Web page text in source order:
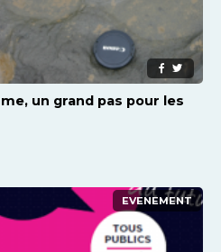
un grand pas pour les
EVENEMENT